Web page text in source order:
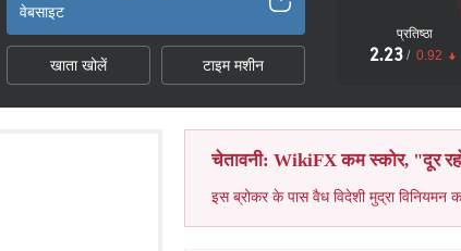
वेबसाइट
खाता खोलें टाइम मशीन
प्रतिष्ठा
2.23 / 0.92
चेतावनी: WikiFX कम स्कोर, "दूर
इस ब्रोकर के पास वैध विदेशी मुद्रा